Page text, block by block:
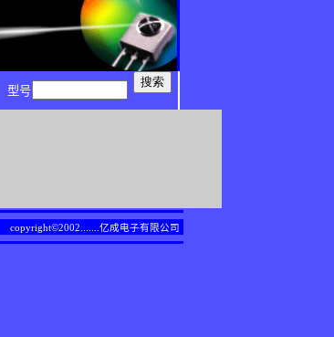
型号
copyright©2002....... 亿成电子有限公司